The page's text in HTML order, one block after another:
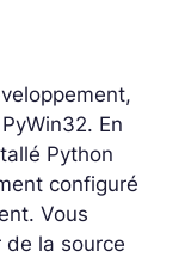
En
Python
configuré
Vous
de la source